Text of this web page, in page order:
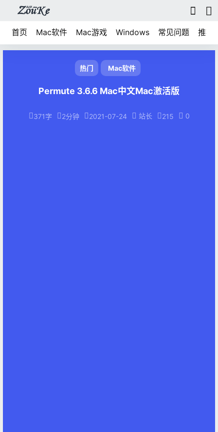
首页 Mac软件 Mac游戏 Windows 常见问题 推荐
热门 Mac软件
Permute 3.6.6 Mac中文Mac激活版
371字 2分钟 2021-07-24 站长 215 0